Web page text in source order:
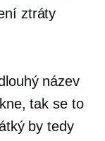
ztráty
název
tak se to
by tedy